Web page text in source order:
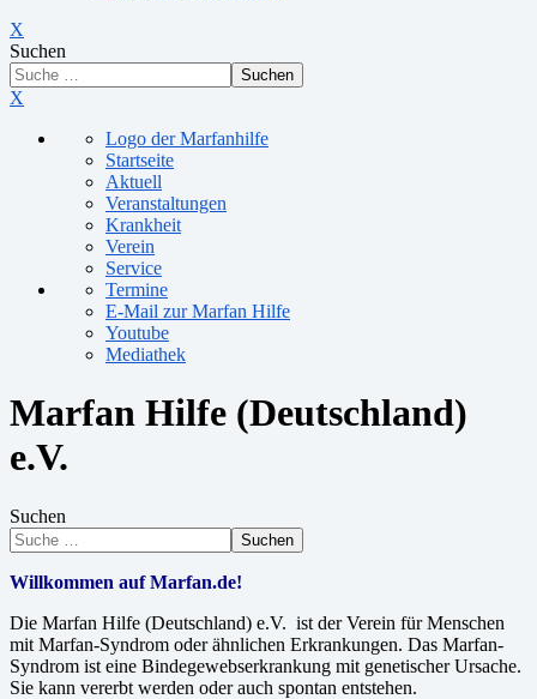
X
Suchen
Suchen
X
Logo der Marfanhilfe
Startseite
Aktuell
Veranstaltungen
Krankheit
Verein
Service
Termine
E-Mail zur Marfan Hilfe
Youtube
Mediathek
Marfan Hilfe (Deutschland)
e.V.
Suchen
Suchen
Willkommen auf Marfan.de!
Die Marfan Hilfe (Deutschland) e.V. ist der Verein für Menschen
mit Marfan-Syndrom oder ähnlichen Erkrankungen. Das Marfan-
Syndrom ist eine Bindegewebserkrankung mit genetischer Ursache.
Sie kann vererbt werden oder auch spontan entstehen.